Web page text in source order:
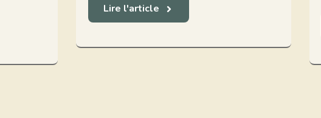
Lire l'article